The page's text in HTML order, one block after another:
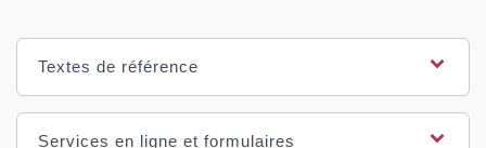
Textes de référence
Services en ligne et formulaires